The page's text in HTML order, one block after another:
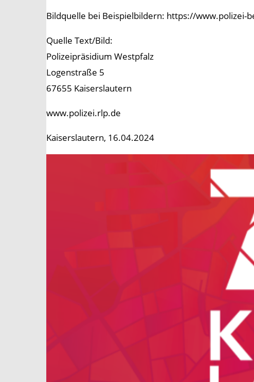
Bildquelle bei Beispielbildern: https://www.polizei-
Quelle Text/Bild:
Polizeipräsidium Westpfalz
Logenstraße 5
67655 Kaiserslautern
www.polizei.rlp.de
Kaiserslautern, 16.04.2024